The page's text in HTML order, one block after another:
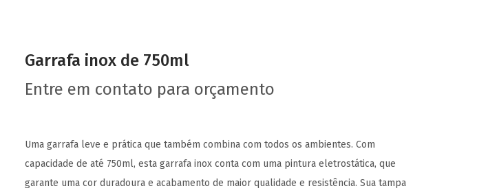
Garrafa inox de 750ml
Entre em contato para orçamento
Uma garrafa leve e prática que também combina com todos os ambientes. Com
capacidade de até 750ml, esta garrafa inox conta com uma pintura eletrostática, que
garante uma cor duradoura e acabamento de maior qualidade e resistência. Sua tampa